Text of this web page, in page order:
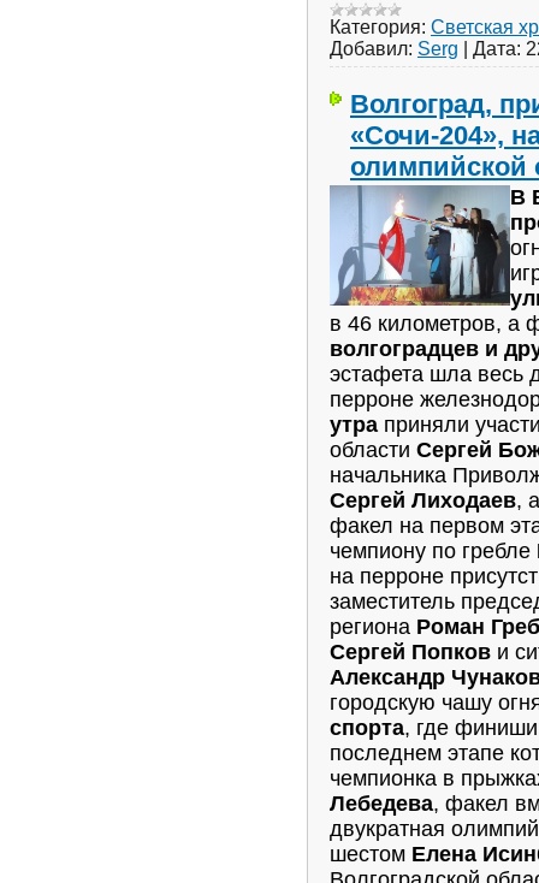
Категория: Светская
Добавил: Serg Дата:
Волгоград,
«Сочи-204»,
олимпийской
В
в 46 километров, а
волгоградцев и
эстафета шла весь
перроне
утра приняли
области Сергей
начальника
Сергей Лиходаев,
факел на первом
чемпиону по гребле
на перроне
заместитель
региона Роман
Сергей Попков и
Александр
городскую чашу
спорта, где
последнем этапе
чемпионка в
Лебедева, факел
двукратная
шестом Елена